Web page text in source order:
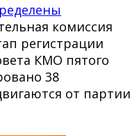
комиссия
регистрации
КМО пятого
38
от партии